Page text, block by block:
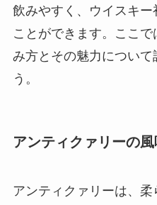
飲みやすく、ウイスキ
ことができます。ここ
み方とその魅力について
う。
アンティクァリーの
アンティクァリーは、